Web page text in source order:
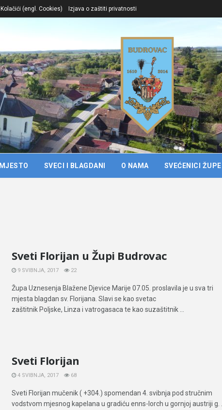
Kolačići (engl. Cookies) Izjava o zaštiti privatnosti
MJESTO SVECI I BLAGDANI O NAMA SVEĆENICI ŽUPE
Sveti Florijan u Župi Budrovac
9 SVIBNJA, 2017 22
Župa Uznesenja Blažene Djevice Marije 07.05. proslavila je u sva tri
mjesta blagdan sv. Florijana. Slavi se kao svetac
zaštitnik Poljske, Linza i vatrogasaca te kao suzaštitnik ...
Sveti Florijan
4 SVIBNJA, 2017 68
Sveti Florijan mučenik ( +304.) spomendan 4. svibnja pod stručnim
vodstvom mjesnog kapelana u gradiću enns-lorch u gornjoj austriji g. ...